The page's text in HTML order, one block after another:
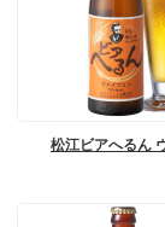
松江ビアへるん